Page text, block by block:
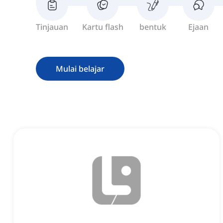
Tinjauan Kartu flash bentuk Ejaan
Mulai belajar